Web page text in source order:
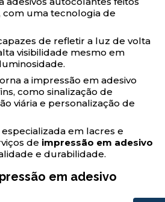
com uma tecnologia de
de refletir a luz de volta
visibilidade mesmo em
a impressão em adesivo
como sinalização de
viária e personalização de
em lacres e
de impressão em adesivo
e durabilidade.
em adesivo